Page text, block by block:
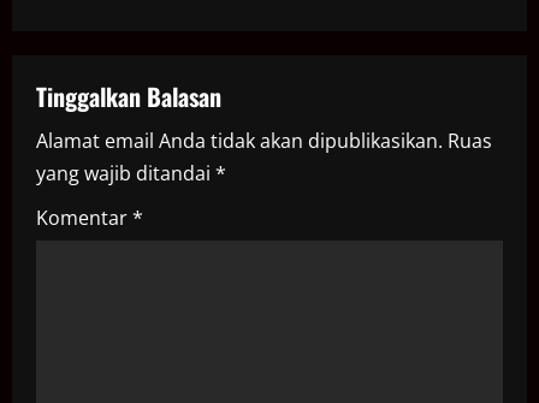
a
v
i
g
Tinggalkan Balasan
Alamat email Anda tidak akan dipublikasikan. Ruas
yang wajib ditandai *
Komentar*